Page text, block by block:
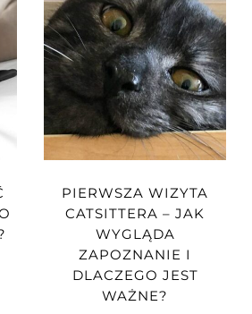
PIERWSZA WIZYTA
CATSITTERA – JAK
WYGLĄDA
ZAPOZNANIE I
DLACZEGO JEST
WAŻNE?